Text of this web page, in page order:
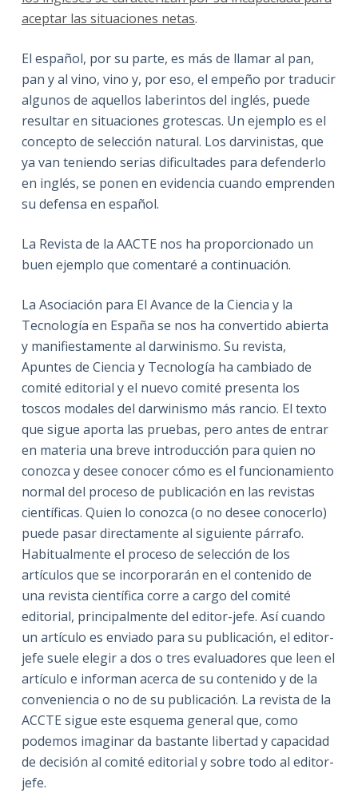
aceptar las situaciones netas.
El español, por su parte, es más de llamar al pan,
pan y al vino, vino y, por eso, el empeño por traducir
algunos de aquellos laberintos del inglés, puede
resultar en situaciones grotescas. Un ejemplo es el
concepto de selección natural. Los darvinistas, que
ya van teniendo serias dificultades para defenderlo
en inglés, se ponen en evidencia cuando emprenden
su defensa en español.
La Revista de la AACTE nos ha proporcionado un
buen ejemplo que comentaré a continuación.
La Asociación para El Avance de la Ciencia y la
Tecnología en España se nos ha convertido abierta
y manifiestamente al darwinismo. Su revista,
Apuntes de Ciencia y Tecnología ha cambiado de
comité editorial y el nuevo comité presenta los
toscos modales del darwinismo más rancio. El texto
que sigue aporta las pruebas, pero antes de entrar
en materia una breve introducción para quien no
conozca y desee conocer cómo es el funcionamiento
normal del proceso de publicación en las revistas
científicas. Quien lo conozca (o no desee conocerlo)
puede pasar directamente al siguiente párrafo.
Habitualmente el proceso de selección de los
artículos que se incorporarán en el contenido de
una revista científica corre a cargo del comité
editorial, principalmente del editor-jefe. Así cuando
un artículo es enviado para su publicación, el editor-
jefe suele elegir a dos o tres evaluadores que leen el
artículo e informan acerca de su contenido y de la
conveniencia o no de su publicación. La revista de la
ACCTE sigue este esquema general que, como
podemos imaginar da bastante libertad y capacidad
de decisión al comité editorial y sobre todo al editor-
jefe.